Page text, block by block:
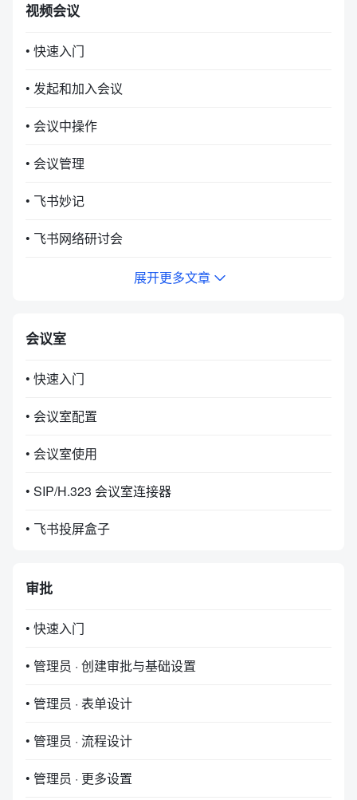
视频会议
• 快速入门
• 发起和加入会议
• 会议中操作
• 会议管理
• 飞书妙记
• 飞书网络研讨会
展开更多文章
会议室
• 快速入门
• 会议室配置
• 会议室使用
• SIP/H.323 会议室连接器
• 飞书投屏盒子
审批
• 快速入门
• 管理员 · 创建审批与基础设置
• 管理员 · 表单设计
• 管理员 · 流程设计
• 管理员 · 更多设置